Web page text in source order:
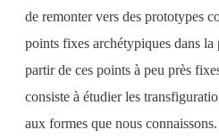
de remonter vers des prototypes
points fixes archétypiques dans la
partir de ces points à peu près
consiste à étudier les
aux formes que nous connaissons.